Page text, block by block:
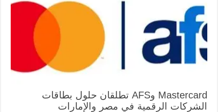
Mastercard وAFS تطلقان حلول بطاقات
الشركات الرقمية في مصر والإمارات